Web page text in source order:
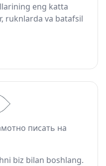
eng katta
ruknlarda va batafsil
писать на
biz bilan boshlang.